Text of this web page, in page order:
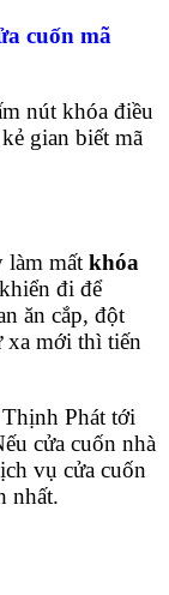
cuốn mã
nút khóa điều
gian biết mã
làm mất khóa
đi để
ăn cắp, đột
xa mới thì tiến
Phát tới
cửa cuốn nhà
vụ cửa cuốn
nhất.